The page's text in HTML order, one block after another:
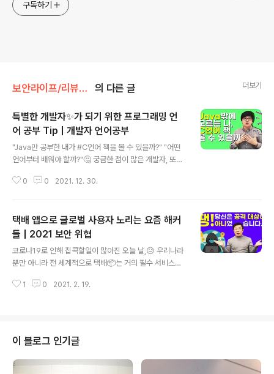
구독하기
보안라이프/리뷰&팁 의 다른 글 더보기
특별한 개발자✨가 되기 위한 프로그래밍 언
어 공부 Tip | 개발자 언어공부
"Java만 공부한 내가 #C언어 책을 볼 수 있을까?" "어떤
언어부터 배워야 할까?"🤔 궁금한 점이 많은 개발자, 또는
해드립니다! 지금 영상으로 함께 보시죠!😀 삼평동연구소
터, IT 그리고 보안에 대한 이야기를 쉽고 재미있게 나누고
자 합니다 ◈ www.youtube.com
0 0 2021. 12. 30.
택배 앱으로 글로벌 사용자 노리는 요즘 해커
들 | 2021 보안 위협
코로나19로 인해 집콕할일이 많아진 오늘 날,😥 우리나라
뿐만 아니라 전 세계적으로 택배📦는 거의 필수 서비스가
한 피싱사이트를 유포하고 있다고 합니다! 궁금하다면 영
대한 이야기를 쉽고 재미있게 나누고자 합니다 ◈ www.y
outube.com
1 0 2021. 2. 19.
이 블로그 인기글